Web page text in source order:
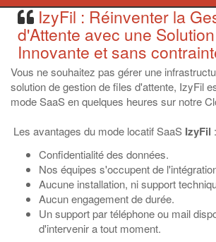
IzyFil : Réinventer la
d'Attente avec une
Innovante et sans
Vous ne souhaitez pas gérer une
solution de gestion de files d'attente, IzyFil
mode SaaS en quelques heures sur notre
Les avantages du mode locatif SaaS IzyFil :
Confidentialité des données.
Nos équipes s'occupent de
Aucune installation, ni support
Aucun engagement de durée.
Un support par téléphone ou mail
d'intervenir a tout moment.